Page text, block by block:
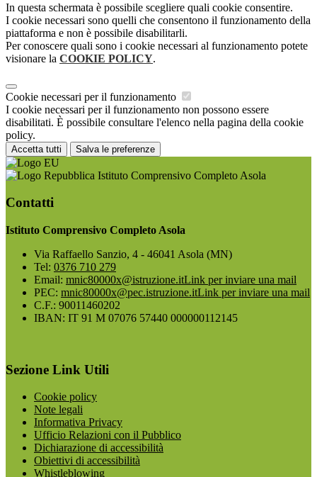
In questa schermata è possibile scegliere quali cookie consentire.
I cookie necessari sono quelli che consentono il funzionamento della
piattaforma e non è possibile disabilitarli.
Per conoscere quali sono i cookie necessari al funzionamento potete
visionare la COOKIE POLICY.
Cookie necessari per il funzionamento
I cookie necessari per il funzionamento non possono essere
disabilitati. È possibile consultare l'elenco nella pagina della cookie
policy.
Accetta tutti Salva le preferenze
Istituto Comprensivo Completo Asola
Contatti
Istituto Comprensivo Completo Asola
Via Raffaello Sanzio, 4 - 46041 Asola (MN)
Tel: 0376 710 279
Email: mnic80000x@istruzione.itLink per inviare una mail
PEC: mnic80000x@pec.istruzione.itLink per inviare una mail
C.F.: 90011460202
IBAN: IT 91 M 07076 57440 000000112145
Sezione Link Utili
Cookie policy
Note legali
Informativa Privacy
Ufficio Relazioni con il Pubblico
Dichiarazione di accessibilità
Obiettivi di accessibilità
Whistleblowing